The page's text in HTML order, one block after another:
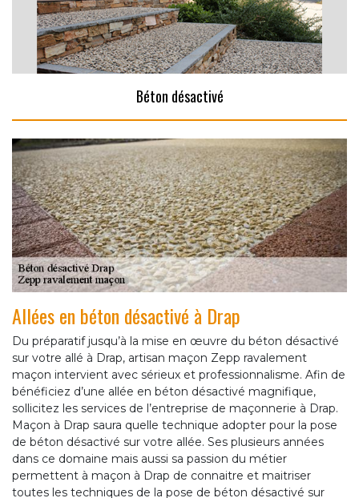
Béton désactivé
Allées en béton désactivé à Drap
Du préparatif jusqu’à la mise en œuvre du béton désactivé
sur votre allé à Drap, artisan maçon Zepp ravalement
maçon intervient avec sérieux et professionnalisme. Afin de
bénéficiez d’une allée en béton désactivé magnifique,
sollicitez les services de l’entreprise de maçonnerie à Drap.
Maçon à Drap saura quelle technique adopter pour la pose
de béton désactivé sur votre allée. Ses plusieurs années
dans ce domaine mais aussi sa passion du métier
permettent à maçon à Drap de connaitre et maitriser
toutes les techniques de la pose de béton désactivé sur